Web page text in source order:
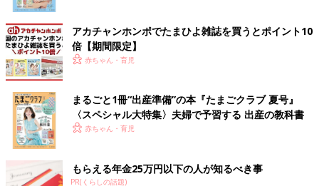
アカチャンホンポでたまひよ雑誌を買うとポイント10
倍【期間限定】
赤ちゃん・育児
まるごと1冊“出産準備”の本『たまごクラブ 夏号』
〈スペシャル大特集〉夫婦で予習する 出産の教科書
赤ちゃん・育児
もらえる年金25万円以下の人が知るべき事
PR(くらしの話題)